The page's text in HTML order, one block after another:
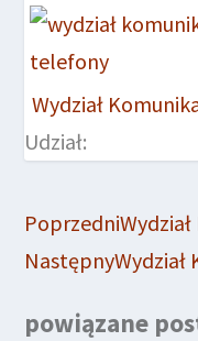
Wydział
Udział:
Poprzedni
NastępnyWydział
powiązane